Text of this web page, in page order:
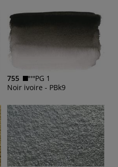
755
PG 1
Noir ivoire - PBk9